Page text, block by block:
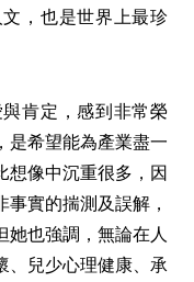
，也是世界上最珍
肯定，感到非常榮
是希望能為產業盡一
想像中沉重很多，因
實的揣測及誤解，
她也強調，無論在人
、兒少心理健康、承